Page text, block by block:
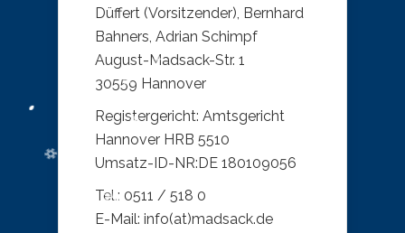
Düffert (Vorsitzender), Bernhard
Bahners, Adrian Schimpf
August-Madsack-Str. 1
30559 Hannover
Registergericht: Amtsgericht
Hannover HRB 5510
Umsatz-ID-NR:DE 180109056
Tel.: 0511 / 518 0
E-Mail: info(at)madsack.de